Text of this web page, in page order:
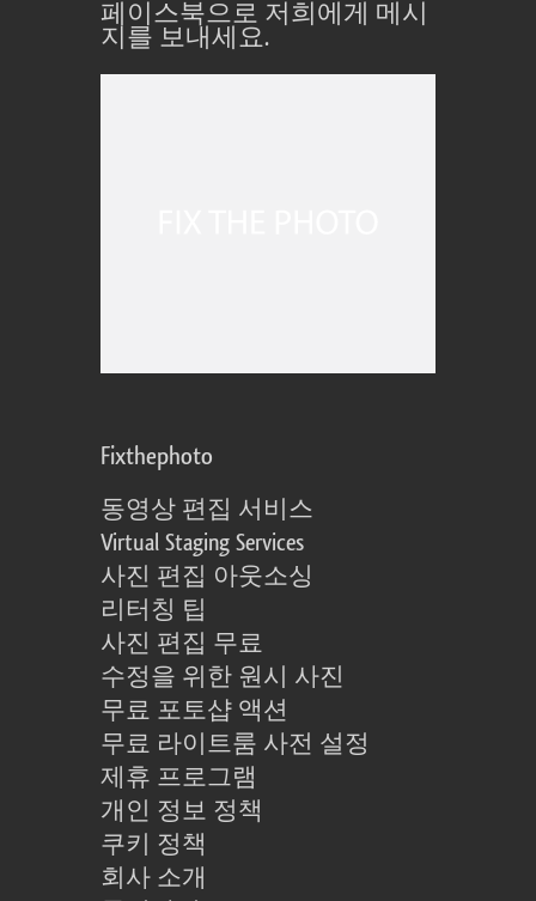
페이스북으로 저희에게 메시
지를 보내세요.
Fixthephoto
동영상 편집 서비스
Virtual Staging Services
사진 편집 아웃소싱
리터칭 팁
사진 편집 무료
수정을 위한 원시 사진
무료 포토샵 액션
무료 라이트룸 사전 설정
제휴 프로그램
개인 정보 정책
쿠키 정책
회사 소개